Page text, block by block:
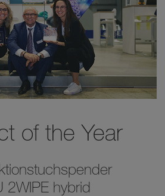
of the Year
2WIPE hybrid